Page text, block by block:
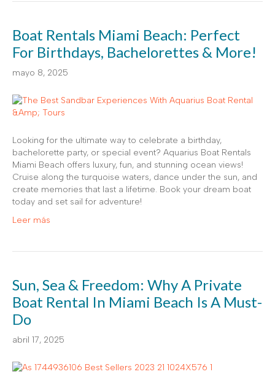
Boat Rentals Miami Beach: Perfect
For Birthdays, Bachelorettes & More!
mayo 8, 2025
Looking for the ultimate way to celebrate a birthday,
bachelorette party, or special event? Aquarius Boat Rentals
Miami Beach offers luxury, fun, and stunning ocean views!
Cruise along the turquoise waters, dance under the sun, and
create memories that last a lifetime. Book your dream boat
today and set sail for adventure!
Leer más
Sun, Sea & Freedom: Why A Private
Boat Rental In Miami Beach Is A Must-
Do
abril 17, 2025